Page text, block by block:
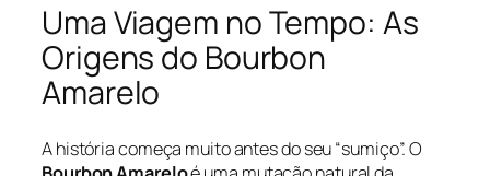
Uma Viagem no Tempo: As
Origens do Bourbon
Amarelo
A história começa muito antes do seu “sumiço”. O